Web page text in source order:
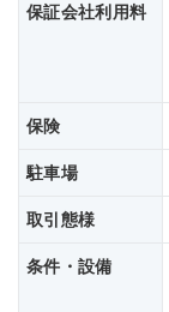
保証会社利用料
保険
駐車場
取引態様
条件・設備